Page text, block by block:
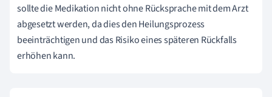
sollte die Medikation nicht ohne Rücksprache mit dem Arzt
abgesetzt werden, da dies den Heilungsprozess
beeinträchtigen und das Risiko eines späteren Rückfalls
erhöhen kann.